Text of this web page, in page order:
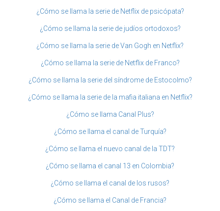
¿Cómo se llama la serie de Netflix de psicópata?
¿Cómo se llama la serie de judíos ortodoxos?
¿Cómo se llama la serie de Van Gogh en Netflix?
¿Cómo se llama la serie de Netflix de Franco?
¿Cómo se llama la serie del síndrome de Estocolmo?
¿Cómo se llama la serie de la mafia italiana en Netflix?
¿Cómo se llama Canal Plus?
¿Cómo se llama el canal de Turquía?
¿Cómo se llama el nuevo canal de la TDT?
¿Cómo se llama el canal 13 en Colombia?
¿Cómo se llama el canal de los rusos?
¿Cómo se llama el Canal de Francia?